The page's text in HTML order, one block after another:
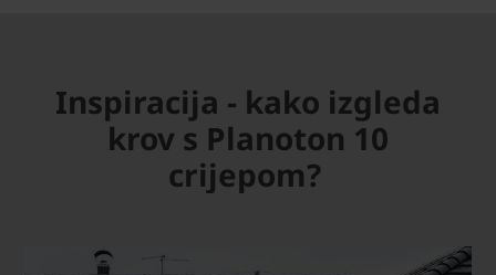
Inspiracija - kako izgleda
krov s Planoton 10
crijepom?